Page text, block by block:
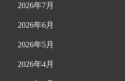
2026年7月
2026年6月
2026年5月
2026年4月